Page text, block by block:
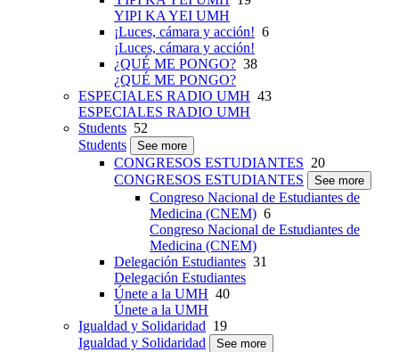
YIPI KA YEI UMH
¡Luces, cámara y acción! 6
¡Luces, cámara y acción!
¿QUÉ ME PONGO? 38
¿QUÉ ME PONGO?
ESPECIALES RADIO UMH 43
ESPECIALES RADIO UMH
Students 52
Students
See more
CONGRESOS ESTUDIANTES 20
CONGRESOS ESTUDIANTES
See more
Congreso Nacional de Estudiantes de
Medicina (CNEM) 6
Congreso Nacional de Estudiantes de
Medicina (CNEM)
Delegación Estudiantes 31
Delegación Estudiantes
Únete a la UMH 40
Únete a la UMH
Igualdad y Solidaridad 19
Igualdad y Solidaridad
See more